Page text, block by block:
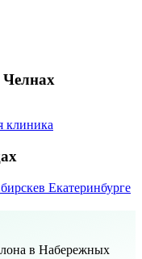
клиника
в Екатеринбурге
в Набережных